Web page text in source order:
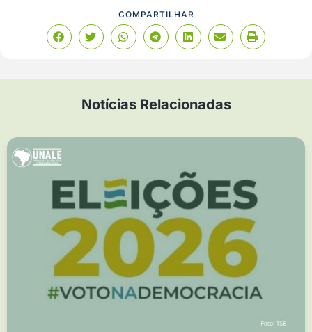
COMPARTILHAR
Notícias Relacionadas